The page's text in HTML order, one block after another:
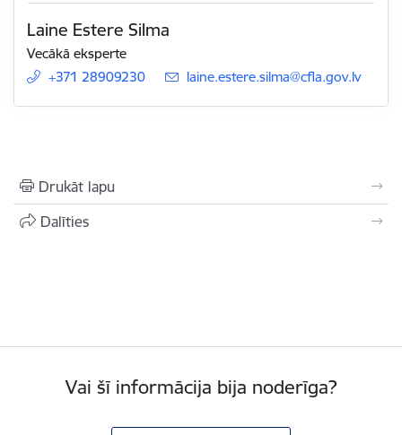
Laine Estere Silma
Vecākā eksperte
+371 28909230
E-pasts:
laine.estere.silma@cfla.gov.lv
Drukāt lapu
Dalīties
Vai šī informācija bija noderīga?